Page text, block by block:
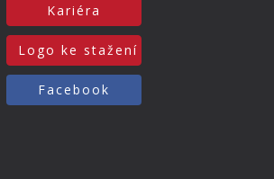
Kariéra
Logo ke stažení
Facebook